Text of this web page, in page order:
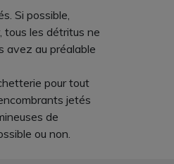
Si possible,
tous les détritus ne
avez au préalable
pour tout
jetés
de
ou non.